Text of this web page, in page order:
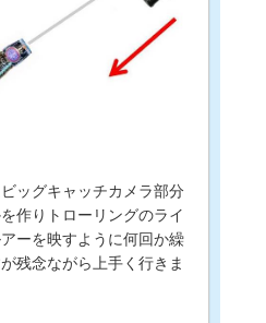
ッグキャッチカメラ部分
作りトローリングのライ
ーを映すように何回か繰
残念ながら上手く行きま